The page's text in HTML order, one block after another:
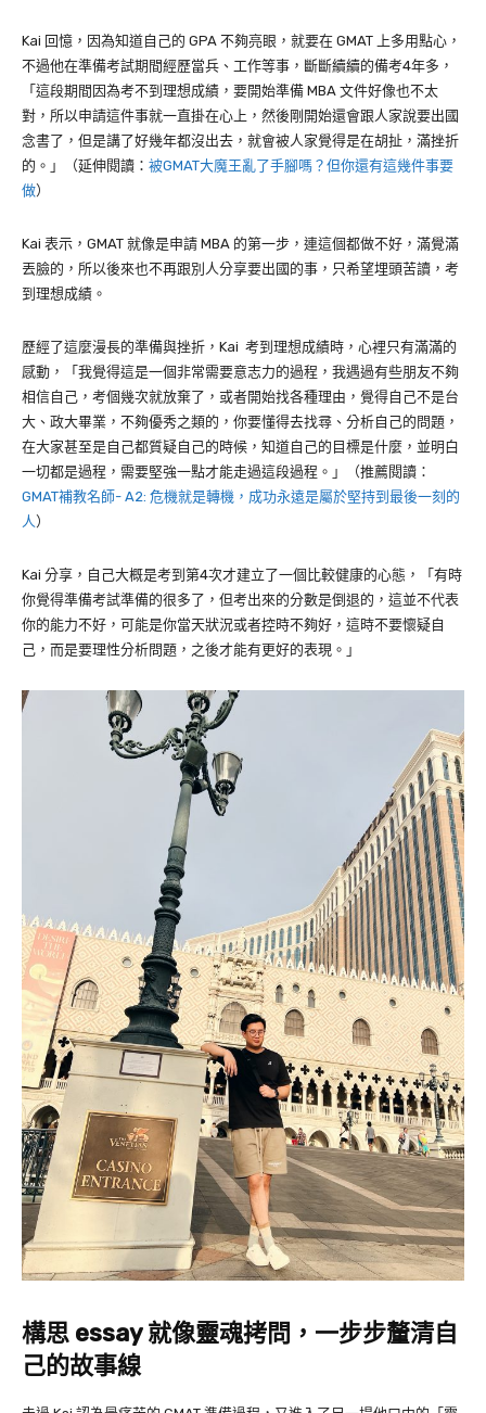
Kai 回憶，因為知道自己的 GPA 不夠亮眼，就要在 GMAT 上多用點心，
不過他在準備考試期間經歷當兵、工作等事，斷斷續續的備考4年多，
「這段期間因為考不到理想成績，要開始準備 MBA 文件好像也不太
對，所以申請這件事就一直掛在心上，然後剛開始還會跟人家說要出國
念書了，但是講了好幾年都沒出去，就會被人家覺得是在胡扯 ，滿挫折
的。」（延伸閱讀： 被GMAT大魔王亂了手腳嗎？但你還有這幾件事要
做）
Kai 表示， GMAT 就像是申請 MBA 的第一步，連這個都做不好，滿覺滿
丟臉的，所以後來也不再跟別人分享要出國的事，只希望埋頭苦讀，考
到理想成績。
歷經了這麼漫長的準備與挫折，Kai 考到理想成績時，心裡只有滿滿的
感動，「我覺得這是一個非常需要意志力的過程，我遇過有些朋友不夠
相信自己，考個幾次就放棄了，或者開始找各種理由，覺得自己不是台
大、政大畢業，不夠優秀之類的，你要懂得去找尋、分析自己的問題，
在大家甚至是自己都質疑自己的時候，知道自己的目標是什麼，並明白
一切都是過程，需要堅強一點才能走過這段過程。」（推薦閱讀：
GMAT補教名師- A2: 危機就是轉機，成功永遠是屬於堅持到最後一刻的
人）
Kai 分享，自己大概是考到第4次才建立了一個比較健康的心態，「有時
你覺得準備考試準備的很多了，但考出來的分數是倒退的，這並不代表
你的能力不好，可能是你當天狀況或者控時不夠好，這時不要懷疑自
己，而是要理性分析問題，之後才能有更好的表現。」
構思 essay就像靈魂拷問，一步步釐清自
己的故事線